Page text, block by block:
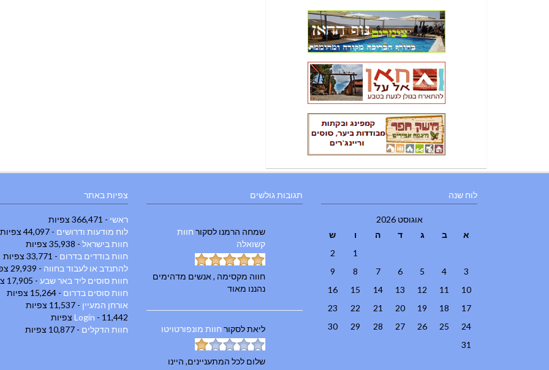
צפיות באתר
ראשי - 366,471 צפיות
לוח מודעות ודרושים - 44,097 צפיות
חוות בישראל - 35,938 צפיות
חוות בודדים בדרום - 33,771 צפיות
להתנדב או לעבוד בחווה - 29,939 צפיות
חוות סוסים ליד באר שבע - 17,905 צפיות
חוות סוסים בדרום - 15,264 צפיות
אורחן המעיין - 11,537 צפיות
Login - 11,442 צפיות
חוות הדקלים - 10,877 צפיות
תגובות גולשים
שמחה הרמנו לסקור חוות
קשואלה
חווה מקסימה , אנשים מדהימים
נהננו מאוד
ליאתלסקור חוות מונפורטויטו
שלום לכל המתעניינים, היינו
לוח שנה
אוגוסט 2026
א
ב ג ד ה ו
ש
1
2
3
4
5
6
7
8
9
10
11
12
13
14
15
16
17
18
19
20
21
22
23
24
25
26
27
28
29
30
31